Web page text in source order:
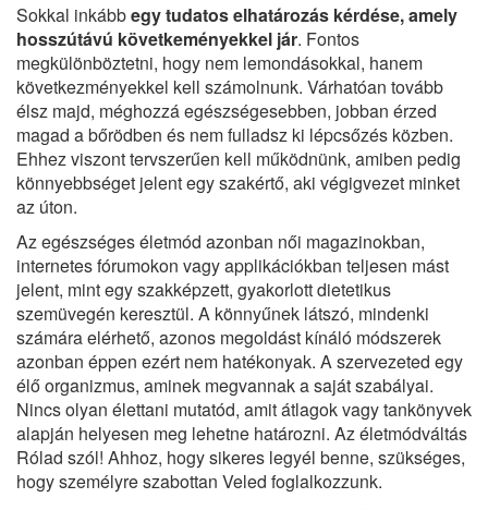
Sokkal inkábbegy tudatos elhatározás kérdése, amely
hosszútávú követkeményekkel jár. Fontos
megkülönböztetni, hogy nem lemondásokkal, hanem
következményekkel kell számolnunk. Várhatóan tovább
élsz majd, méghozzá egészségesebben, jobban érzed
magad a bőrödben és nem fulladsz ki lépcsőzés közben.
Ehhez viszont tervszerűen kell működnünk, amiben pedig
könnyebbséget jelent egy szakértő, aki végigvezet minket
az úton.
Az egészséges életmód azonban női magazinokban,
internetes fórumokon vagy applikációkban teljesen mást
jelent, mint egy szakképzett, gyakorlott dietetikus
szemüvegén keresztül. A könnyűnek látszó, mindenki
számára elérhető, azonos megoldást kínáló módszerek
azonban éppen ezért nem hatékonyak. A szervezeted egy
élő organizmus, aminek megvannak a saját szabályai.
Nincs olyan élettani mutatód, amit átlagok vagy tankönyvek
alapján helyesen meg lehetne határozni. Az életmódváltás
Rólad szól! Ahhoz, hogy sikeres legyél benne, szükséges,
hogy személyre szabottan Veled foglalkozzunk.